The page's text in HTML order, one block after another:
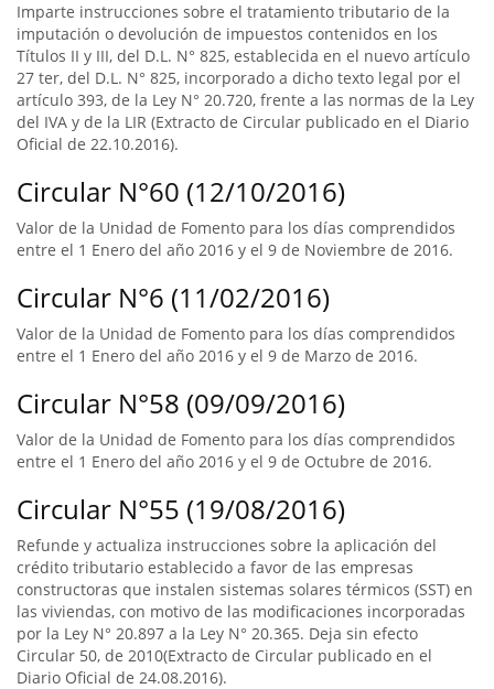
Imparte instrucciones sobre el tratamiento tributario de la
imputación o devolución de impuestos contenidos en los
Títulos II y III, del D.L. N° 825, establecida en el nuevo artículo
27 ter, del D.L. N° 825, incorporado a dicho texto legal por el
artículo 393, de la Ley N° 20.720, frente a las normas de la Ley
del IVA y de la LIR (Extracto de Circular publicado en el Diario
Oficial de 22.10.2016).
Circular N°60 (12/10/2016)
Valor de la Unidad de Fomento para los días comprendidos
entre el 1 Enero del año 2016 y el 9 de Noviembre de 2016.
Circular N°6 (11/02/2016)
Valor de la Unidad de Fomento para los días comprendidos
entre el 1 Enero del año 2016 y el 9 de Marzo de 2016.
Circular N°58 (09/09/2016)
Valor de la Unidad de Fomento para los días comprendidos
entre el 1 Enero del año 2016 y el 9 de Octubre de 2016.
Circular N°55 (19/08/2016)
Refunde y actualiza instrucciones sobre la aplicación del
crédito tributario establecido a favor de las empresas
constructoras que instalen sistemas solares térmicos (SST) en
las viviendas, con motivo de las modificaciones incorporadas
por la Ley N° 20.897 a la Ley N° 20.365. Deja sin efecto
Circular 50, de 2010(Extracto de Circular publicado en el
Diario Oficial de 24.08.2016).